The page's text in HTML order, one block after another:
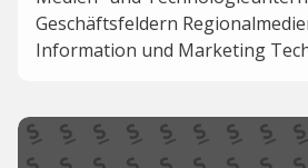
Geschäftsfeldern
Information und Marketing